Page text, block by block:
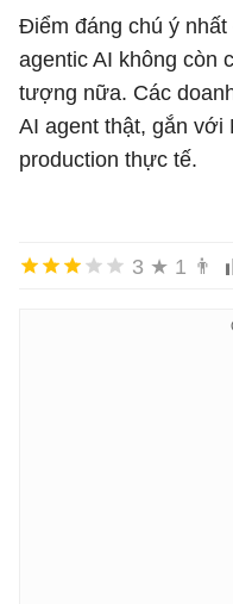
Điểm đáng chú ý
agentic AI không còn
tượng nữa. Các
AI agent thật, gắn với
production thực tế.
3 ★ 1 👨